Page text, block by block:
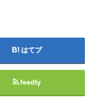
はてブ
feedly